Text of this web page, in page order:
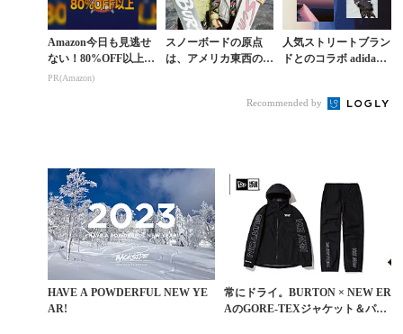
Amazon今日も見逃せ
ない！80%OFF以上が
続々登場
PR(Amazon)
スノーボードの原点
は、アメリカ東西のラ
人気ストリートブラン
ドとのコラボ adidas S
Recommended by
HAVE A POWDERFUL NEW YE
AR!
常にドライ。BURTON × NEW ER
AのGORE-TEXジャケット＆パン